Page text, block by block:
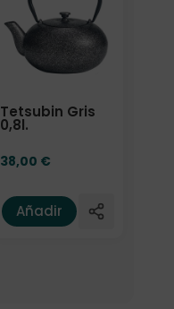
Tetsubin Gris
0,8l.
38,00 €
Añadir